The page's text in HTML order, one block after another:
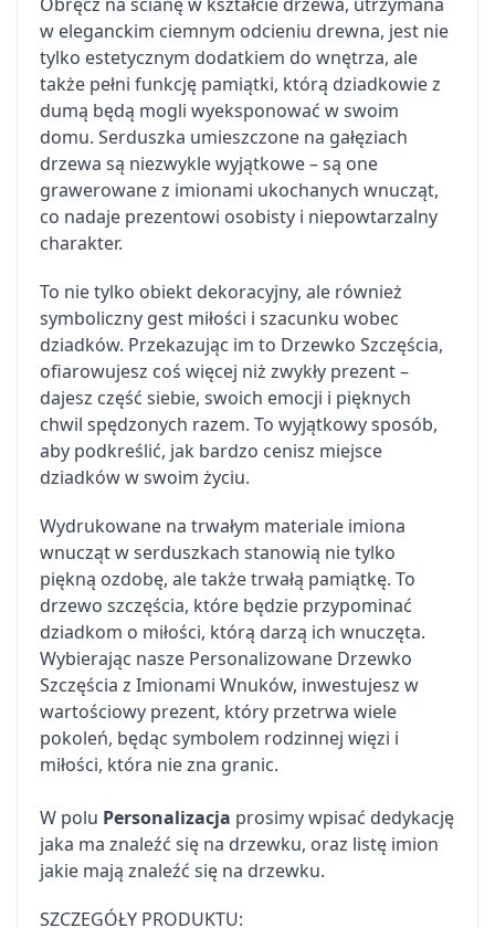
w eleganckim ciemnym odcieniu drewna, jest nie
tylko estetycznym dodatkiem do wnętrza, ale
także pełni funkcję pamiątki, którą dziadkowie z
dumą będą mogli wyeksponować w swoim
domu. Serduszka umieszczone na gałęziach
drzewa są niezwykle wyjątkowe – są one
grawerowane z imionami ukochanych wnucząt,
co nadaje prezentowi osobisty i niepowtarzalny
charakter.
To nie tylko obiekt dekoracyjny, ale również
symboliczny gest miłości i szacunku wobec
dziadków. Przekazując im to Drzewko Szczęścia,
ofiarowujesz coś więcej niż zwykły prezent –
dajesz część siebie, swoich emocji i pięknych
chwil spędzonych razem. To wyjątkowy sposób,
aby podkreślić, jak bardzo cenisz miejsce
dziadków w swoim życiu.
Wydrukowane na trwałym materiale imiona
wnucząt w serduszkach stanowią nie tylko
piękną ozdobę, ale także trwałą pamiątkę. To
drzewo szczęścia, które będzie przypominać
dziadkom o miłości, którą darzą ich wnuczęta.
Wybierając nasze Personalizowane Drzewko
Szczęścia z Imionami Wnuków, inwestujesz w
wartościowy prezent, który przetrwa wiele
pokoleń, będąc symbolem rodzinnej więzi i
miłości, która nie zna granic.
W polu Personalizacja prosimy wpisać dedykację
jaka ma znaleźć się na drzewku, oraz listę imion
jakie mają znaleźć się na drzewku.
SZCZEGÓŁY PRODUKTU: